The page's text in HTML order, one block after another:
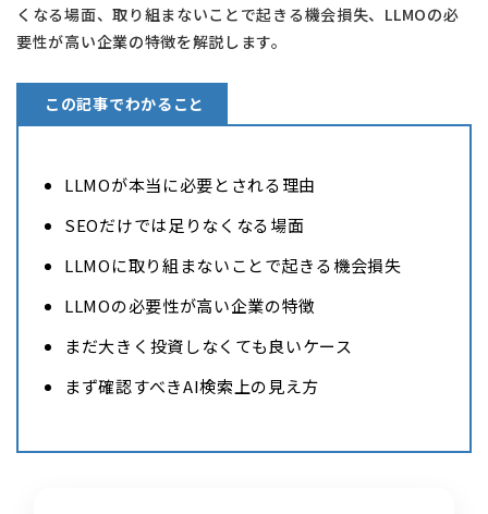
くなる場面、取り組まないことで起きる機会損失、LLMOの必
要性が高い企業の特徴を解説します。
この記事でわかること
LLMOが本当に必要とされる理由
SEOだけでは足りなくなる場面
LLMOに取り組まないことで起きる機会損失
LLMOの必要性が高い企業の特徴
まだ大きく投資しなくても良いケース
まず確認すべきAI検索上の見え方